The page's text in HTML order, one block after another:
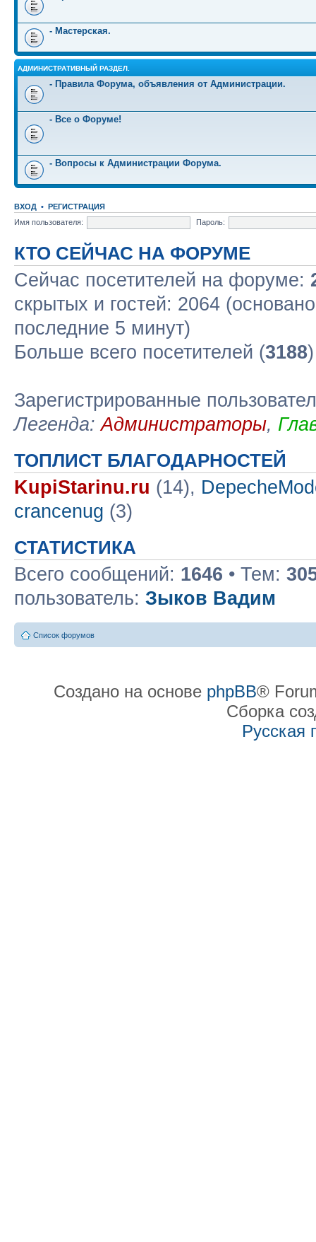
- Мастерская.
АДМИНИСТРАТИВНЫЙ РАЗДЕЛ.
- Правила Форума, объявления от Администрации.
- Все о Форуме!
- Вопросы к Администрации Форума.
ВХОД • РЕГИСТРАЦИЯ
Имя пользователя:
Пароль:
КТО СЕЙЧАС НА ФОРУМЕ
Сейчас посетителей на форуме:
скрытых и гостей: 2064
последние 5 минут)
Больше всего посетителей (3188
Зарегистрированные
Легенда:Администраторы,
ТОПЛИСТ БЛАГОДАРНОСТЕЙ
KupiStarinu.ru (14),
crancenug (3)
СТАТИСТИКА
Всего сообщений: 1646 • Тем:
пользователь: Зыков Вадим
Список форумов
Создано на основе phpBB®
Сборка
Русская